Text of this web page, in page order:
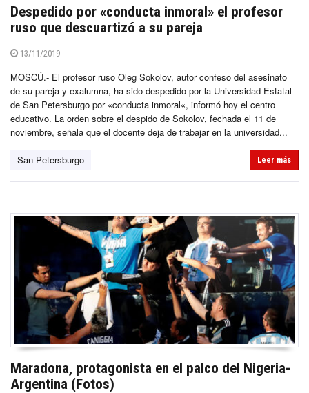
Despedido por «conducta inmoral» el profesor
ruso que descuartizó a su pareja
13/11/2019
MOSCÚ.- El profesor ruso Oleg Sokolov, autor confeso del asesinato
de su pareja y exalumna, ha sido despedido por la Universidad Estatal
de San Petersburgo por «conducta inmoral«, informó hoy el centro
educativo. La orden sobre el despido de Sokolov, fechada el 11 de
noviembre, señala que el docente deja de trabajar en la universidad...
San Petersburgo Leer más
Maradona, protagonista en el palco del Nigeria-
Argentina (Fotos)